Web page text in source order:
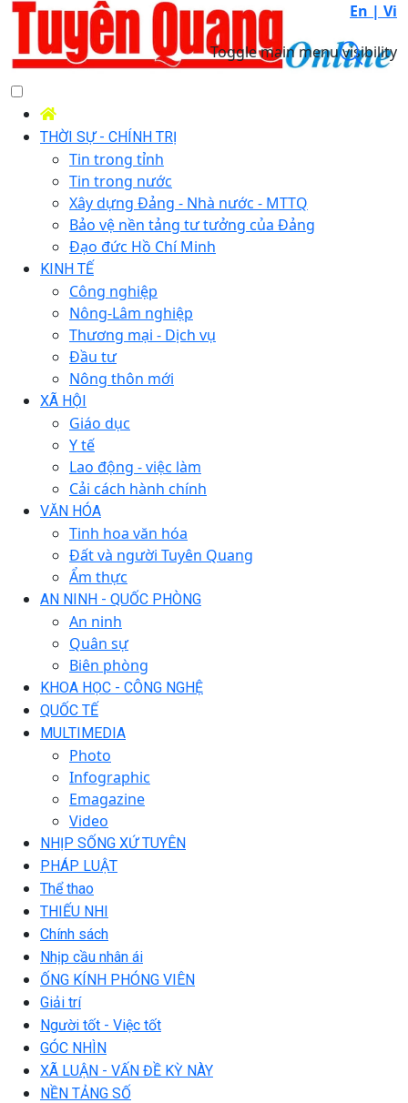
En | Vi
Toggle main menu visibility
THỜI SỰ - CHÍNH TRỊ
Tin trong tỉnh
Tin trong nước
Xây dựng Đảng - Nhà nước - MTTQ
Bảo vệ nền tảng tư tưởng của Đảng
Đạo đức Hồ Chí Minh
KINH TẾ
Công nghiệp
Nông-Lâm nghiệp
Thương mại - Dịch vụ
Đầu tư
Nông thôn mới
XÃ HỘI
Giáo dục
Y tế
Lao động - việc làm
Cải cách hành chính
VĂN HÓA
Tinh hoa văn hóa
Đất và người Tuyên Quang
Ẩm thực
AN NINH - QUỐC PHÒNG
An ninh
Quân sự
Biên phòng
KHOA HỌC - CÔNG NGHỆ
QUỐC TẾ
MULTIMEDIA
Photo
Infographic
Emagazine
Video
NHỊP SỐNG XỨ TUYÊN
PHÁP LUẬT
Thể thao
THIẾU NHI
Chính sách
Nhịp cầu nhân ái
ỐNG KÍNH PHÓNG VIÊN
Giải trí
Người tốt - Việc tốt
GÓC NHÌN
XÃ LUẬN - VẤN ĐỀ KỲ NÀY
NỀN TẢNG SỐ